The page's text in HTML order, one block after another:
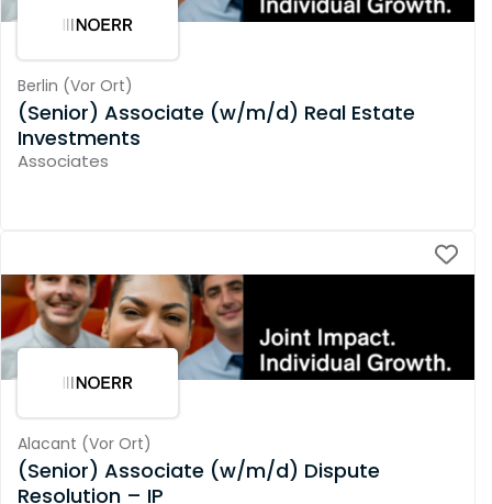
Berlin (Vor Ort)
(Senior) Associate (w/m/d) Real Estate
Investments
Associates
Alacant (Vor Ort)
(Senior) Associate (w/m/d) Dispute
Resolution – IP